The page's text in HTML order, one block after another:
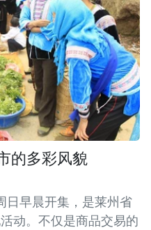
的多彩风貌
日早晨开集，是莱州省
动。不仅是商品交易的